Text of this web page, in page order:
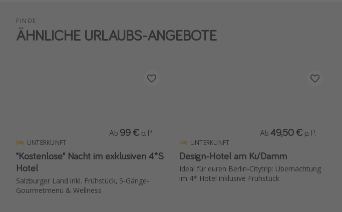
FINDE
ÄHNLICHE URLAUBS-ANGEBOTE
UNTERKUNFT
"Kostenlose" Nacht im exklusiven 4*S
Hotel
Salzburger Land inkl. Frühstück, 5-Gänge-
Gourmetmenü & Wellness
Ab 99 € p. P.
UNTERKUNFT
Design-Hotel am Ku'Damm
Ideal für euren Berlin-Citytrip: Übernachtung
im 4* Hotel inklusive Frühstück
Ab 49,50 € p. P.